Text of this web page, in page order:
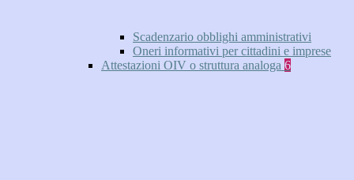
Scadenzario obblighi amministrativi
Oneri informativi per cittadini e imprese
Attestazioni OIV o struttura analoga 6